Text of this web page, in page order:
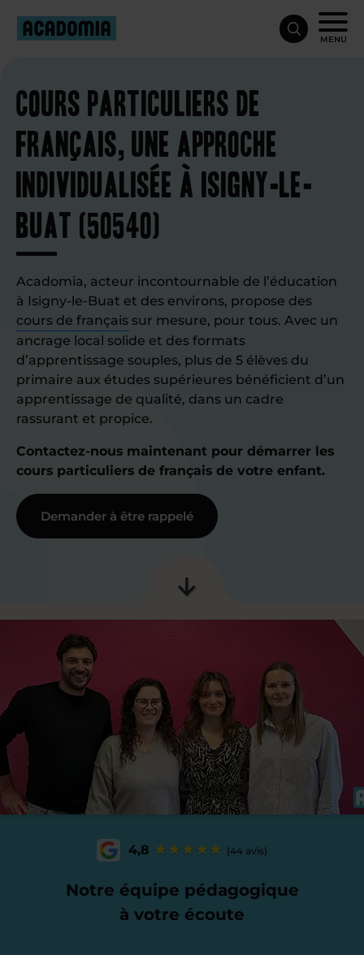
MENU
Cours particuliers de
français, une approche
individualisée à Isigny-le-
Buat (50540)
Acadomia, acteur incontournable de l’éducation
à Isigny-le-Buat et des environs, propose des
cours de français sur mesure, pour tous. Avec un
ancrage local solide et des formats
d’apprentissage souples, plus de 5 élèves du
primaire aux études supérieures bénéficient d’un
apprentissage de qualité, dans un cadre
rassurant et propice.
Contactez-nous maintenant pour démarrer les
cours particuliers de français de votre enfant.
Demander à être rappelé
4,8 (44 avis)
Notre équipe pédagogique
à votre écoute